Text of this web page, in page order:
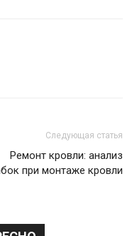
Следующая статья
Ремонт кровли: анализ
при монтаже кровли